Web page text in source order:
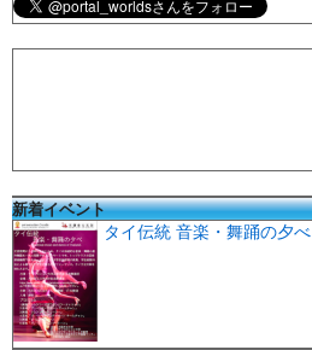
新着イベント
タイ伝統 音楽・舞踊の夕べ